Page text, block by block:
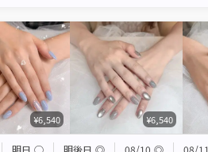
¥6,540 ¥6,540